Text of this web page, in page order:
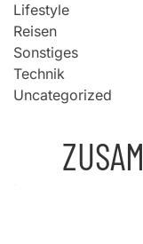
Lifestyle
Reisen
Sonstiges
Technik
Uncategorized